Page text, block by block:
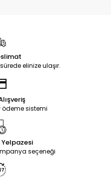
elinize ulaşır.
ödeme sistemi
Yelpazesi
seçeneği